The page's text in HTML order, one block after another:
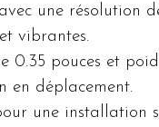
avec une résolution
vibrantes.
0.35 pouces et
en déplacement.
une installation